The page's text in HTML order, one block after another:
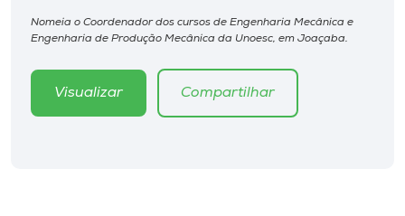
Editora
Rádio
Nomeia o Coordenador dos cursos de Engenharia Mecânica e
Engenharia de Produção Mecânica da Unoesc, em Joaçaba.
Visualizar Compartilhar